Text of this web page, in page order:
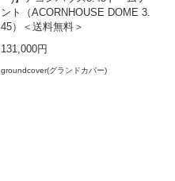
ント（ACORNHOUSE DOME 3.
45）＜送料無料＞
131,000円
groundcover(グランドカバー)